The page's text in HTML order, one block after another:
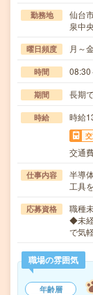
勤務地
仙台
泉中
曜日頻度 月～
時間 08:30
期間 長期
時給 時給
交通
仕事内容
半導
工具
応募資格
職種
◆未
で気
職場の雰囲気
年齢層